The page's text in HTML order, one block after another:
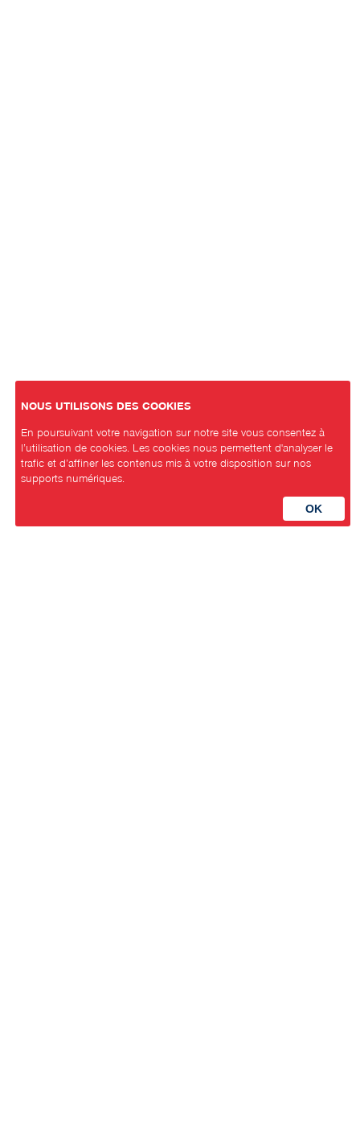
NOUS UTILISONS DES COOKIES
En poursuivant votre navigation sur notre site vous consentez à
l’utilisation de cookies. Les cookies nous permettent d'analyser le
trafic et d’affiner les contenus mis à votre disposition sur nos
supports numériques.